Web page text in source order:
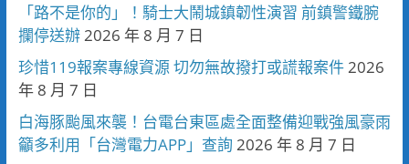
「路不是你的」！騎士大鬧城鎮韌性演習 前鎮警鐵腕
攔停送辦 2026 年 8 月 7 日
珍惜119報案專線資源 切勿無故撥打或謊報案件 2026
年 8 月 7 日
白海豚颱風來襲！台電台東區處全面整備迎戰強風豪雨
籲多利用「台灣電力APP」查詢 2026 年 8 月 7 日